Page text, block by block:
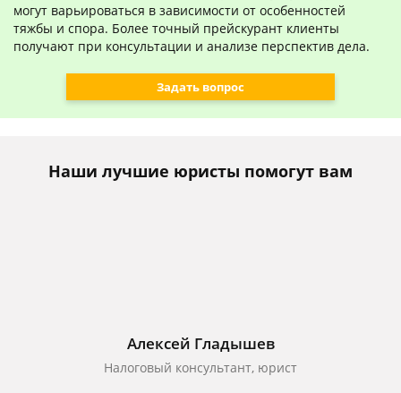
могут варьироваться в зависимости от особенностей
тяжбы и спора. Более точный прейскурант клиенты
получают при консультации и анализе перспектив дела.
Задать вопрос
Наши лучшие юристы помогут вам
Алексей Гладышев
Налоговый консультант, юрист